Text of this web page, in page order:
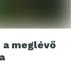
meglévő